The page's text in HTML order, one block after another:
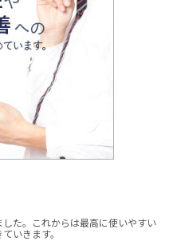
た。これからは最高に使いやすい
いきます。